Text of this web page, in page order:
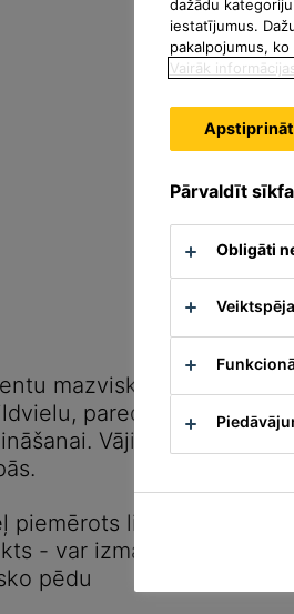
mazviskozs
paredzēts betona
Vāji izteiktās
piemērots lietošanai
- var izmantot vairākos
pēdu
dažādu
iestatījumus.
pakalpojumus,
Vairāk
Pārvaldīt
Obligāti